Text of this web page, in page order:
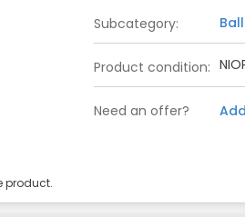
product.
Subcategory:
Product condition:
Need an offer?